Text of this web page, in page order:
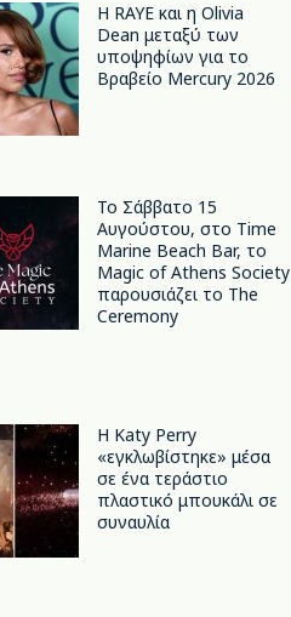
Η RAYE και η Olivia
Dean μεταξύ των
υποψηφίων για το
Βραβείο Mercury 2026
Το Σάββατο 15
Αυγούστου, στο Time
Marine Beach Bar, το
Magic of Athens Society
παρουσιάζει το The
Ceremony
H Katy Perry
«εγκλωβίστηκε» μέσα
σε ένα τεράστιο
πλαστικό μπουκάλι σε
συναυλία